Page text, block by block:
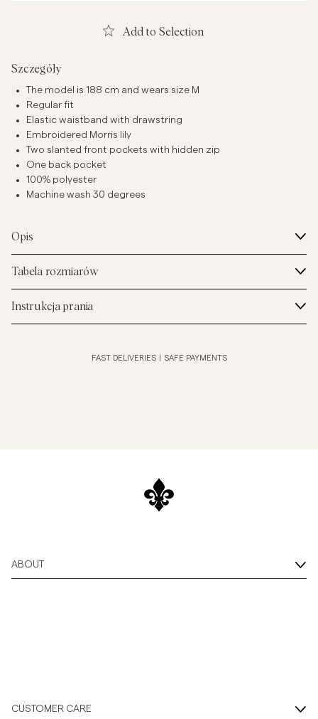
Add to Selection
Szczegóły
The model is 188 cm and wears size M
Regular fit
Elastic waistband with drawstring
Embroidered Morris lily
Two slanted front pockets with hidden zip
One back pocket
100% polyester
Machine wash 30 degrees
Opis
Tabela rozmiarów
Instrukcja prania
FAST DELIVERIES SAFE PAYMENTS
ABOUT
CUSTOMER CARE